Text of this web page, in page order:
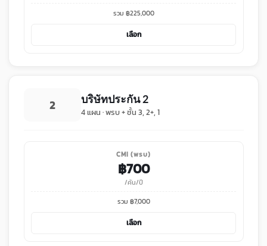
รวม ฿225,000
เลือก
2 บริษัทประกัน 2
4 แผน · พรบ + ชั้น 3, 2+, 1
CMI (พรบ)
฿700
/คัน/ปี
รวม ฿7,000
เลือก